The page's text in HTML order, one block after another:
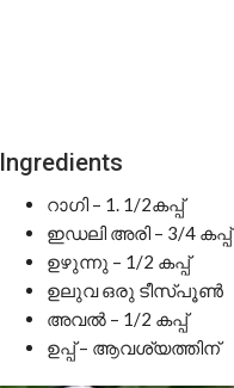
Ingredients
റാഗി – 1. 1/2കപ്പ്
ഇഡലി അരി – 3/4 കപ്പ്
ഉഴുന്നു – 1/2 കപ്പ്
ഉലുവ ഒരു ടീസ്പൂൺ
അവൽ – 1/2 കപ്പ്
ഉപ്പ് – ആവശ്യത്തിന്